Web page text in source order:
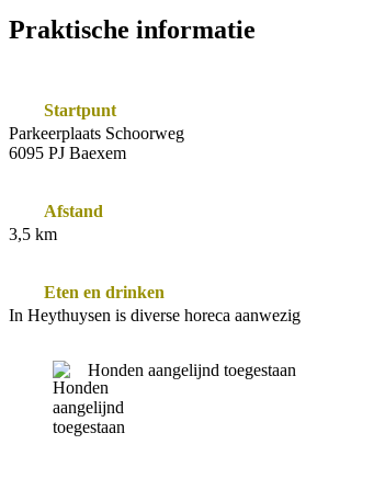
Praktische informatie
Startpunt
Parkeerplaats Schoorweg
6095 PJ Baexem
Afstand
3,5 km
Eten en drinken
In Heythuysen is diverse horeca aanwezig
Honden aangelijnd toegestaan